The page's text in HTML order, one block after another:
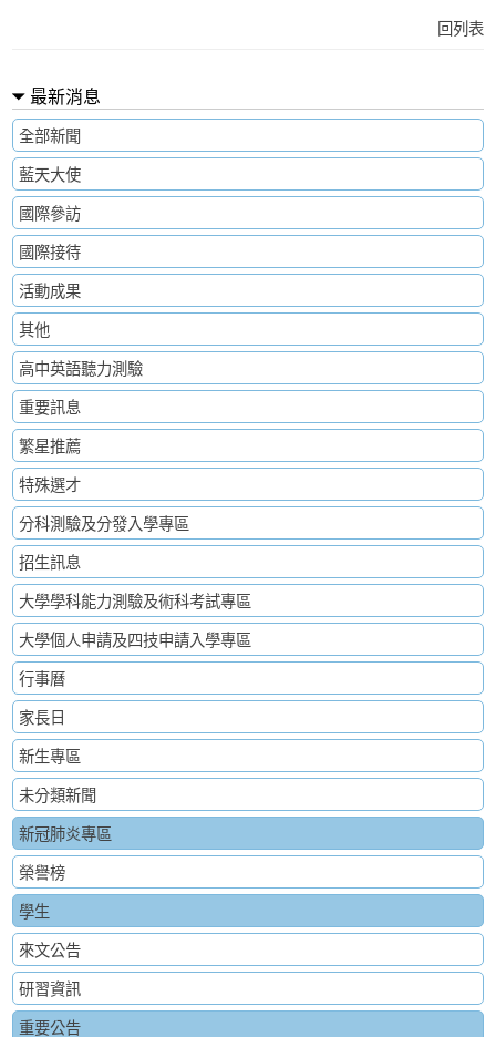
回列表
最新消息
全部新聞
藍天大使
國際參訪
國際接待
活動成果
其他
高中英語聽力測驗
重要訊息
繁星推薦
特殊選才
分科測驗及分發入學專區
招生訊息
大學學科能力測驗及術科考試專區
大學個人申請及四技申請入學專區
行事曆
家長日
新生專區
未分類新聞
新冠肺炎專區
榮譽榜
學生
來文公告
研習資訊
重要公告